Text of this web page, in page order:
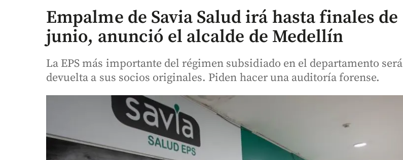
Empalme de Savia Salud irá hasta finales de
junio, anunció el alcalde de Medellín
La EPS más importante del régimen subsidiado en el departamento será
devuelta a sus socios originales. Piden hacer una auditoría forense.